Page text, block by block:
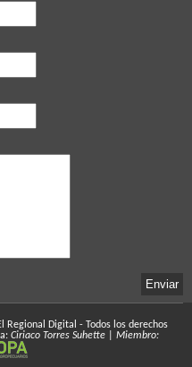
Regional Digital - Todos los derechos
Ciriaco Torres Suhette Miembro: